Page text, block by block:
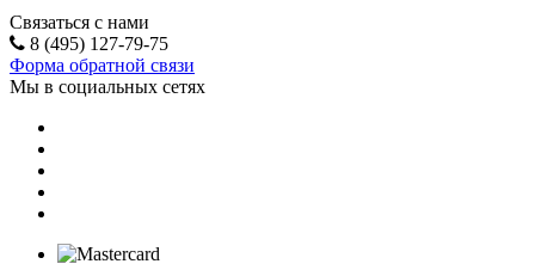
Связаться с нами
8 (495) 127-79-75
Форма обратной связи
Мы в социальных сетях